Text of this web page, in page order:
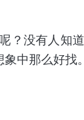
？没有人知
中那么好找